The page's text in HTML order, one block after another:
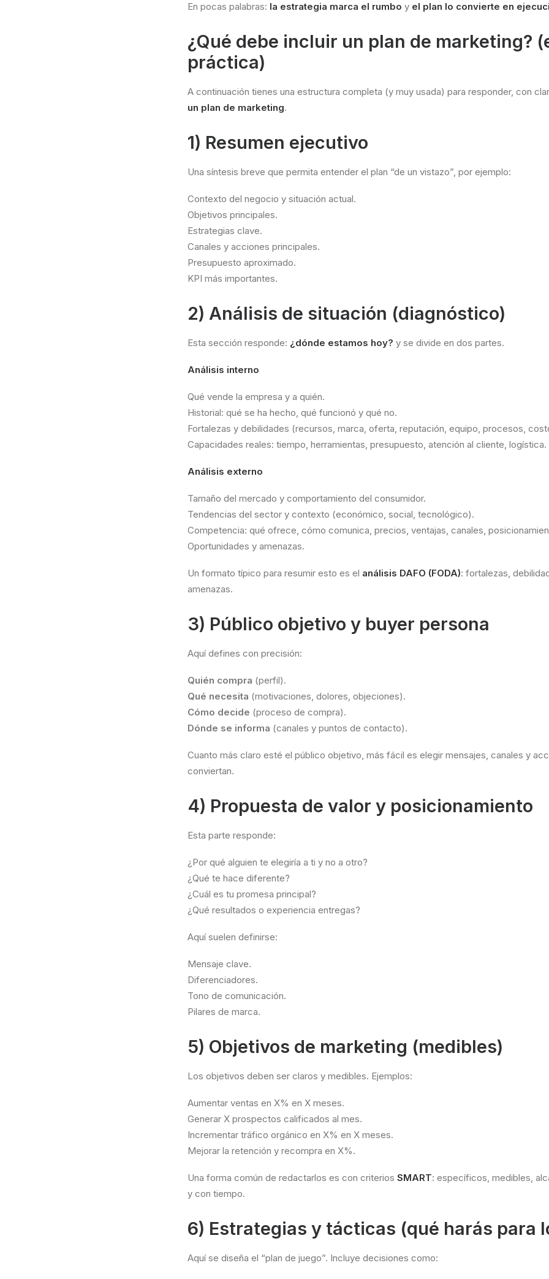
En pocas palabras: la estrategia marca el rumbo y el plan lo convierte en
¿Qué debe incluir un plan de marketing?
práctica)
A continuación tienes una estructura completa (y muy usada) para responder, con
un plan de marketing.
1) Resumen ejecutivo
Una síntesis breve que permita entender el plan “de un vistazo”, por ejemplo:
Contexto del negocio y situación actual.
Objetivos principales.
Estrategias clave.
Canales y acciones principales.
Presupuesto aproximado.
KPI más importantes.
2) Análisis de situación (diagnóstico)
Esta sección responde: ¿dónde estamos hoy? y se divide en dos partes.
Análisis interno
Qué vende la empresa y a quién.
Historial: qué se ha hecho, qué funcionó y qué no.
Fortalezas y debilidades (recursos, marca, oferta, reputación, equipo, procesos,
Capacidades reales: tiempo, herramientas, presupuesto, atención al cliente, logística.
Análisis externo
Tamaño del mercado y comportamiento del consumidor.
Tendencias del sector y contexto (económico, social, tecnológico).
Competencia: qué ofrece, cómo comunica, precios, ventajas, canales,
Oportunidades y amenazas.
Un formato típico para resumir esto es el análisis DAFO (FODA): fortalezas,
amenazas.
3) Público objetivo y buyer persona
Aquí defines con precisión:
Quién compra (perfil).
Qué necesita (motivaciones, dolores, objeciones).
Cómo decide (proceso de compra).
Dónde se informa (canales y puntos de contacto).
Cuanto más claro esté el público objetivo, más fácil es elegir mensajes, canales y
conviertan.
4) Propuesta de valor y posicionamiento
Esta parte responde:
¿Por qué alguien te elegiría a ti y no a otro?
¿Qué te hace diferente?
¿Cuál es tu promesa principal?
¿Qué resultados o experiencia entregas?
Aquí suelen definirse:
Mensaje clave.
Diferenciadores.
Tono de comunicación.
Pilares de marca.
5) Objetivos de marketing (medibles)
Los objetivos deben ser claros y medibles. Ejemplos:
Aumentar ventas en X% en X meses.
Generar X prospectos calificados al mes.
Incrementar tráfico orgánico en X% en X meses.
Mejorar la retención y recompra en X%.
Una forma común de redactarlos es con criterios SMART: específicos, medibles,
y con tiempo.
6) Estrategias y tácticas (qué harás para
Aquí se diseña el “plan de juego”. Incluye decisiones como: